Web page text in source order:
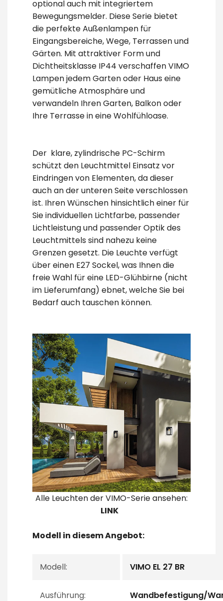
optional auch mit integriertem
Bewegungsmelder. Diese Serie bietet
die perfekte Außenlampen für
Eingangsbereiche, Wege, Terrassen und
Gärten. Mit attraktiver Form und
Dichtheitsklasse IP44 verschaffen VIMO
Lampen jedem Garten oder Haus eine
gemütliche Atmosphäre und
verwandeln Ihren Garten, Balkon oder
Ihre Terrasse in eine Wohlfühloase.
Der klare, zylindrische PC-Schirm
schützt den Leuchtmittel Einsatz vor
Eindringen von Elementen, da dieser
auch an der unteren Seite verschlossen
ist. Ihren Wünschen hinsichtlich einer für
Sie individuellen Lichtfarbe, passender
Lichtleistung und passender Optik des
Leuchtmittels sind nahezu keine
Grenzen gesetzt. Die Leuchte verfügt
über einen E27 Sockel, was Ihnen die
freie Wahl für eine LED-Glühbirne (nicht
im Lieferumfang) ebnet, welche Sie bei
Bedarf auch tauschen können.
Alle Leuchten der VIMO-Serie ansehen:
LINK
Modell in diesem Angebot:
Modell: VIMO EL 27 BR
Ausführung: Wandbefestigung/